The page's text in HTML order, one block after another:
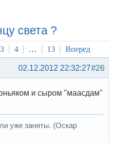
света ?
3 4 … 13 Вперед
#26
02.12.2012 22:32:27
и сыром "маасдам"
уже заняты. (Оскар